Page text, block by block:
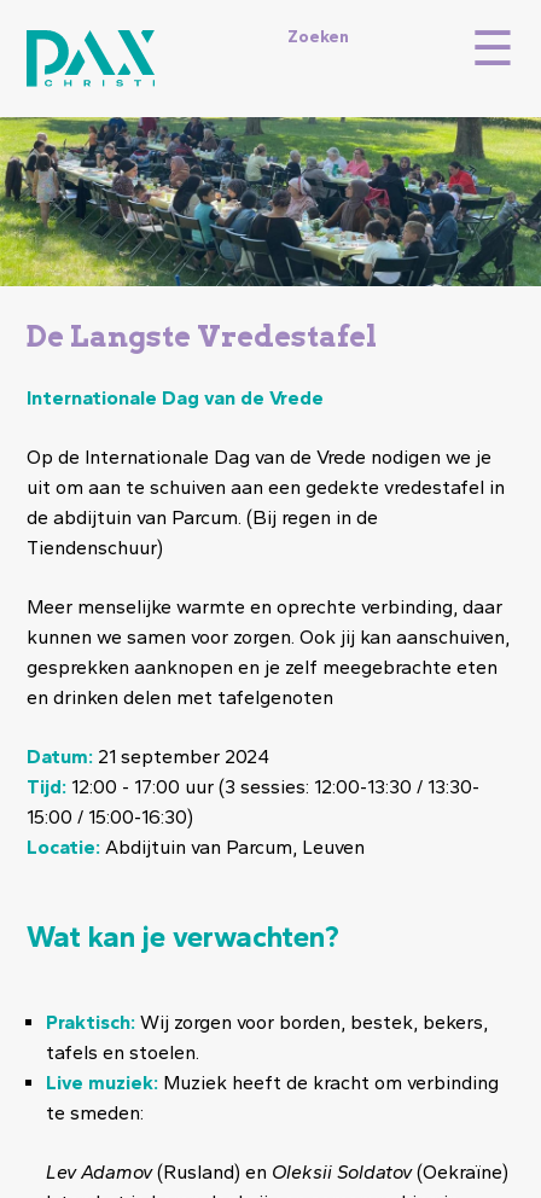
gaan
Topmenu
Zoeken ☰
Image
De Langste Vredestafel
Internationale Dag van de Vrede
Op de Internationale Dag van de Vrede nodigen we je
uit om aan te schuiven aan een gedekte vredestafel in
de abdijtuin van Parcum. (Bij regen in de
Tiendenschuur)
Meer menselijke warmte en oprechte verbinding, daar
kunnen we samen voor zorgen. Ook jij kan aanschuiven,
gesprekken aanknopen en je zelf meegebrachte eten
en drinken delen met tafelgenoten
Datum: 21 september 2024
Tijd: 12:00 - 17:00 uur (3 sessies: 12:00-13:30 / 13:30-
15:00 / 15:00-16:30)
Locatie: Abdijtuin van Parcum, Leuven
Wat kan je verwachten?
Praktisch: Wij zorgen voor borden, bestek, bekers,
tafels en stoelen.
Live muziek: Muziek heeft de kracht om verbinding
te smeden:
Lev Adamov(Rusland) en Oleksii Soldatov(Oekraïne)